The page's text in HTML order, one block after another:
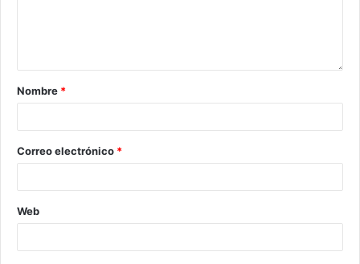
Nombre *
Correo electrónico *
Web